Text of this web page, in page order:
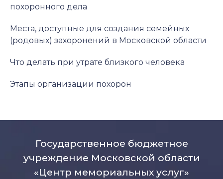
похоронного дела
Места, доступные для создания семейных
(родовых) захоронений в Московской области
Что делать при утрате близкого человека
Этапы организации похорон
Государственное бюджетное
учреждение Московской области
«Центр мемориальных услуг»